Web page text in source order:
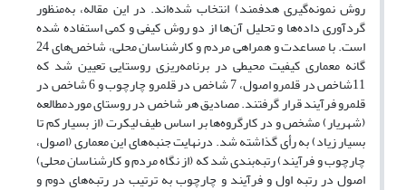
روش نمونه‌گیری هدفمند) انتخاب شده‌اند. در این مقاله، به‌منظور
گردآوری داده‌ها و تحلیل آن‌ها از دو روش کیفی و کمی استفاده شده
است. با مساعدت و همراهی مردم و کارشناسان محلی، شاخص‌های 24
گانه معماری کیفیت محیطی در برنامه‌ریزی روستایی تعیین شد که
11شاخص در قلمرو اصول، 7 شاخص در قلمرو چارچوب و 6 شاخص در
قلمرو فرآیند قرار گرفتند. مصادیق هر شاخص در روستای موردمطالعه
(شهریار) مشخص و در کارگروه‌ها بر اساس طیف لیکرت (از بسیار کم تا
بسیار زیاد) به رأی گذاشته شد. درنهایت جنبه‌های این معماری (اصول،
چارچوب و فرآیند) رتبه‌بندی شد که (از نگاه مردم و کارشناسان محلی)
اصول در رتبه اول و فرآیند و چارچوب به ترتیب در رتبه‌های دوم و